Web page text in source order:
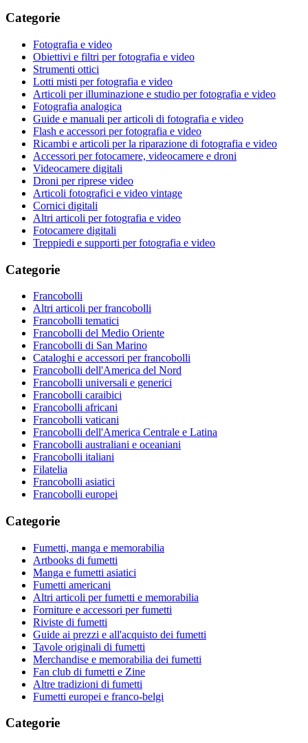
Categorie
Fotografia e video
Obiettivi e filtri per fotografia e video
Strumenti ottici
Lotti misti per fotografia e video
Articoli per illuminazione e studio per fotografia e video
Fotografia analogica
Guide e manuali per articoli di fotografia e video
Flash e accessori per fotografia e video
Ricambi e articoli per la riparazione di fotografia e video
Accessori per fotocamere, videocamere e droni
Videocamere digitali
Droni per riprese video
Articoli fotografici e video vintage
Cornici digitali
Altri articoli per fotografia e video
Fotocamere digitali
Treppiedi e supporti per fotografia e video
Categorie
Francobolli
Altri articoli per francobolli
Francobolli tematici
Francobolli del Medio Oriente
Francobolli di San Marino
Cataloghi e accessori per francobolli
Francobolli dell'America del Nord
Francobolli universali e generici
Francobolli caraibici
Francobolli africani
Francobolli vaticani
Francobolli dell'America Centrale e Latina
Francobolli australiani e oceaniani
Francobolli italiani
Filatelia
Francobolli asiatici
Francobolli europei
Categorie
Fumetti, manga e memorabilia
Artbooks di fumetti
Manga e fumetti asiatici
Fumetti americani
Altri articoli per fumetti e memorabilia
Forniture e accessori per fumetti
Riviste di fumetti
Guide ai prezzi e all'acquisto dei fumetti
Tavole originali di fumetti
Merchandise e memorabilia dei fumetti
Fan club di fumetti e Zine
Altre tradizioni di fumetti
Fumetti europei e franco-belgi
Categorie